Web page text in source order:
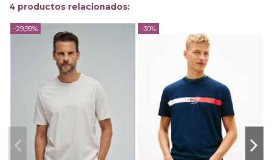
4 productos relacionados:
-29,99% -30%